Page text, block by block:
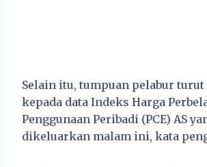
Selain itu, tumpuan pelabur
kepada data Indeks Harga
Penggunaan Peribadi (PCE) AS
dikeluarkan malam ini, kata